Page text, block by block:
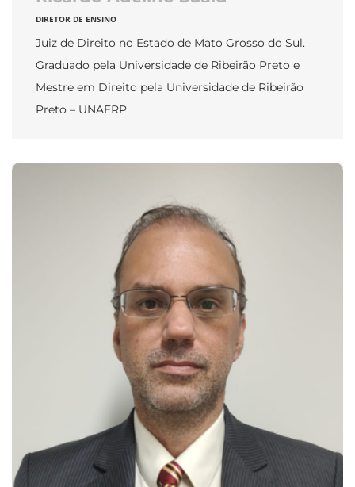
DIRETOR DE ENSINO
Juiz de Direito no Estado de Mato Grosso do Sul.
Graduado pela Universidade de Ribeirão Preto e
Mestre em Direito pela Universidade de Ribeirão
Preto – UNAERP